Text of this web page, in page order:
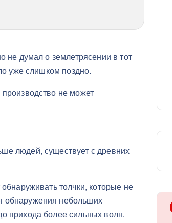
не думал о землетрясении в тот
уже слишком поздно.
не может
людей, существует с древних
толчки, которые не
обнаружения небольших
прихода более сильных волн.